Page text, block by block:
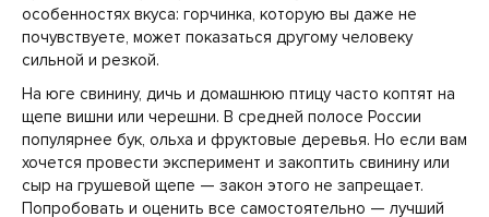
особенностях вкуса: горчинка, которую вы даже не
почувствуете, может показаться другому человеку
сильной и резкой.
На юге свинину, дичь и домашнюю птицу часто коптят на
щепе вишни или черешни. В средней полосе России
популярнее бук, ольха и фруктовые деревья. Но если вам
хочется провести эксперимент и закоптить свинину или
сыр на грушевой щепе — закон этого не запрещает.
Попробовать и оценить все самостоятельно — лучший